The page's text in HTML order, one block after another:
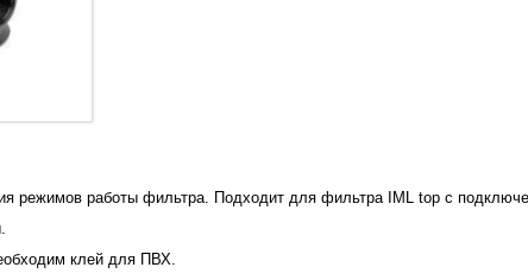
режимов работы фильтра. Подходит для фильтра IML top c
клей для ПВХ.